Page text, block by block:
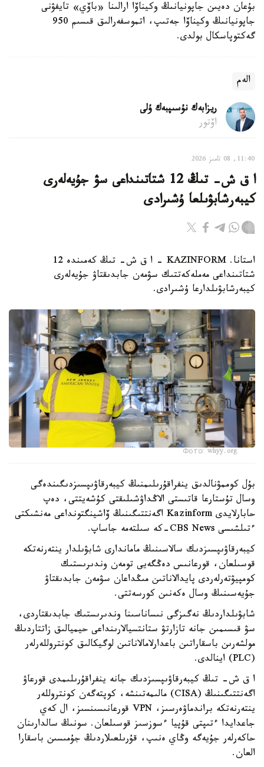
بۇعان دەيىن جاپونيانىڭ وكيناۆا ارالىنا «باۆي» تايفۋنى
جاپونيانىڭ وكيناۆا جەتىپ، اتموسفەرالىق قىسىم 950
گەكتوپاسكال بولدى.
الەم
ريزابەك نۇسىپبەك ۇلى
اۆتور
11:40, 08 تامىز 2026
ا ق ش- تىڭ 12 شتاتىنداعى سۋ جۇيەلەرى
كيبەرشابۋىلعا ۇشىرادى
استانا. KAZINFORM – ا ق ش- تىڭ كەمىندە 12
شتاتىنداعى مەملەكەتتىك سۋمەن جابدىقتاۋ جۇيەلەرى
كيبەرشابۋىلدارعا ۇشىرادى.
Фото: whyy.org
بۇل كوممۋنالدىق ينفراقۇرىلىمنىڭ كيبەرقاۋىپسىزدىگىندەگى
وسال تۇستارعا قاتىستى الاڭداۋشىلىقتى كۇشەيتتى، دەپ
حابارلايدى Kazinform اگەنتتىگىنىڭ ۆاشينگتونداعى مەنشىكتى
ءتىلشىسى CBS News-كە سىلتەمە جاساپ.
كيبەرقاۋىپسىزدىك سالاسىنىڭ ماماندارى شابۋىلدار ينتەرنەتكە
قوسىلعان، قورعانىس دەڭگەيى تومەن وندىرىستىك
كومپيۋتەرلەردى پايدالاناتىن مىڭداعان سۋمەن جابدىقتاۋ
جۇيەسىنىڭ وسال ەكەنىن كورسەتتى.
شابۋىلداردىڭ نەگىزگى نىساناسىنا وندىرىستىك جابدىقتاردى،
سۋ قىسىمىن جانە تازارتۋ ستانتسيالارىنداعى حيميالىق زاتتاردىڭ
مولشەرىن باسقاراتىن باعدارلامالاناتىن لوگيكالىق كونتروللەرلەر
(PLC) اينالدى.
ا ق ش- تىڭ كيبەرقاۋىپسىزدىك جانە ينفراقۇرىلىمدى قورعاۋ
اگەنتتىگىنىڭ (CISA) مالىمەتىنشە، كوپتەگەن كونتروللەر
ينتەرنەتكە براندماۋەرسىز، VPN قورعانىسىنسىز، ال كەي
جاعدايدا ءتىپتى قۇپيا ءسوزسىز قوسىلعان. سونىڭ سالدارىنان
حاكەرلەر جۇيەگە وڭاي ەنىپ، قۇرىلعىلاردىڭ جۇمىسىن باسقارا
العان.